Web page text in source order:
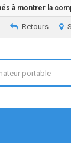
à montrer la
Retours